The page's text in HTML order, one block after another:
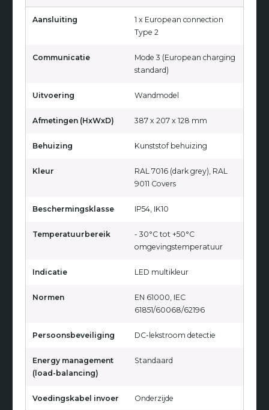
Aansluiting
1 x European connection
Type 2
Communicatie
Mode 3 (European charging
standard)
Uitvoering Wandmodel
Afmetingen (HxWxD) 387 x 207 x 128 mm
Behuizing Kunststof behuizing
Kleur
RAL 7016 (dark grey), RAL
9011 Covers
Beschermingsklasse IP54, IK10
Temperatuurbereik
- 30°C tot +50°C
omgevingstemperatuur
Indicatie LED multikleur
Normen
EN 61000, IEC
61851/60068/62196
Persoonsbeveiliging DC-lekstroom detectie
Energy management
(load-balancing)
Standaard
Voedingskabel invoer Onderzijde